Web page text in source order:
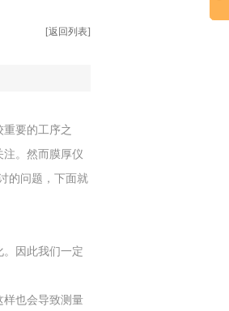
[返回列表]
要的工序之
。然而膜厚仪
的问题，下面就
因此我们一定
也会导致测量